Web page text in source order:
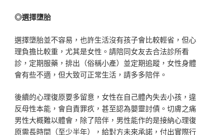
◎選擇墮胎
選擇墮胎並不容易，也許生活沒有孩子會比較輕省，但心
理負擔比較重，尤其是女性。請陪同女友去合法診所看
診，定期服藥，排出（俗稱小產）並定期追蹤，女性身體
會有些不適，但大致可正常生活，請多多陪伴。
後續的心理復原要多留意，女性在自己體內失去小孩，違
反母性本能，會自責罪疚，甚至認為嬰靈討債。切膚之痛
男性大概難以體會，除了陪伴，男性能作的是接納心理復
原需長時間（至少半年），給對方未來承諾，付出實際行